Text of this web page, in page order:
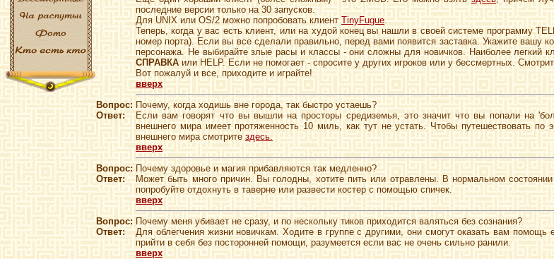
последние версии только на 30 запусков.
Для UNIX или OS/2 можно попробовать клиентTinyFugue.
Теперь, когда у вас есть клиент, или на худой конец вы нашли в своей системе программу
номер порта). Если вы все сделали правильно, перед вами появится заставка. Укажите вашу
персонажа. Не выбирайте злые расы и классы - они сложны для новичков. Наиболее легкий
СПРАВКАили HELP. Если не помогает - спросите у других игроков или у бессмертных.
Вот пожалуй и все, приходите и играйте!
вверх
Вопрос: Почему, когда ходишь вне города, так быстро устаешь?
Ответ:
Если вам говорят что вы вышли на просторы средиземья, это значит что вы попали на
внешнего мира имеет протяженность 10 миль, как тут не устать. Чтобы путешествовать
внешнего мира смотритездесь.
вверх
Вопрос: Почему здоровье и магия прибавляются так медленно?
Ответ:
Может быть много причин. Вы голодны, хотите пить или отравлены. В нормальном
попробуйте отдохнуть в таверне или развести костер с помощью спичек.
вверх
Вопрос: Почему меня убивает не сразу, и по нескольку тиков приходится валяться без сознания?
Ответ:
Для облегчения жизни новичкам. Ходите в группе с другими, они смогут оказать вам
прийти в себя без посторонней помощи, разумеется если вас не очень сильно ранили.
вверх